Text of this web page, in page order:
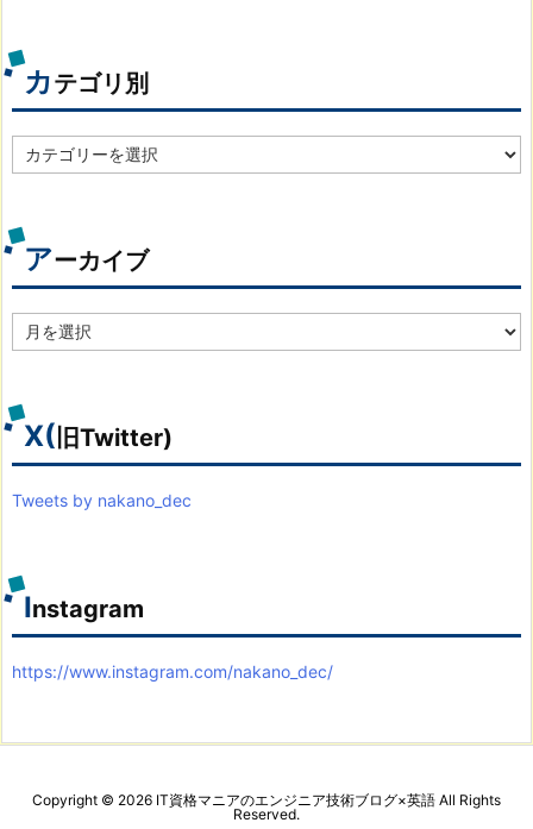
カテゴリ別
テ
別
アーカイブ
ー
ブ
X( 旧Twitter)
Tweets by nakano_dec
Instagram
https://www.instagram.com/nakano_dec/
Copyright © 2026 IT資格マニアのエンジニア技術ブログ×英語 All Rights
Reserved.